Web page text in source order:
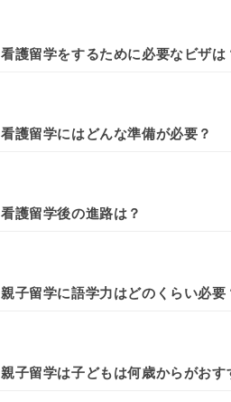
看護留学をするために必要なビザは
看護留学にはどんな準備が必要？
看護留学後の進路は？
親子留学に語学力はどのくらい必要
親子留学は子どもは何歳からがおす